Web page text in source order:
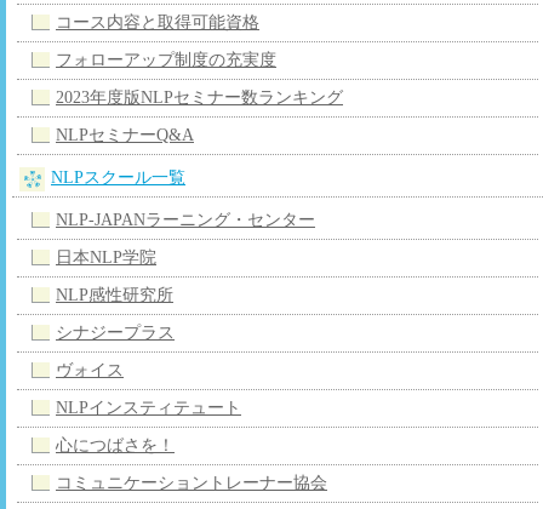
コース内容と取得可能資格
フォローアップ制度の充実度
2023年度版NLPセミナー数ランキング
NLPセミナーQ&A
NLPスクール一覧
NLP-JAPANラーニング・センター
日本NLP学院
NLP感性研究所
シナジープラス
ヴォイス
NLPインスティテュート
心につばさを！
コミュニケーショントレーナー協会